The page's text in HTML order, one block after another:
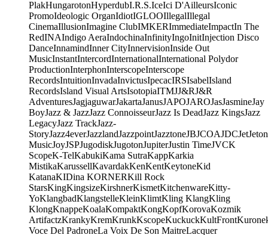
PlakHungarotonHyperdubI.R.S.IceIci D'AilleursIconic
PromoIdeologic OrganIdiotIGLOOIllegalIllegal
CinemaIllusionImagine ClubIMKERImmediateImpactIn The
RedINAIndigo AeraIndochinaInfinityIngoInitInjection Disco
DanceInnamindInner CityInnervisionInside Out
MusicInstantIntercordInternationalInternational Polydor
ProductionInterphonInterscopeInterscope
RecordsIntuitionInvadaInvictusIpecacIRSIsabelIsland
RecordsIsland Visual ArtsIsotopiaITMJJ&RJ&R
AdventuresJagjaguwarJakartaJanusJAPOJAROJasJasmineJay
BoyJazz & JazzJazz ConnoisseurJazz Is DeadJazz KingsJazz
LegacyJazz TrackJazz-
StoryJazz4everJazzlandJazzpointJazztoneJBJCOAJDCJetJeton
MusicJoyJSPJugodiskJugotonJupiterJustin TimeJVCK
ScopeK-TelKabukiKama SutraKappKarkia
MistikaKarussellKavardakKenKentKeytoneKid
KatanaKIDina KORNERKill Rock
StarsKingKingsizeKirshnerKismetKitchenwareKitty-
YoKlangbadKlangstelleKleinKlimtKling KlangKling
KlongKnappeKoalaKompaktKongKopfKorovaKozmik
ArtifactzKrankyKremKrunkKscopeKuckuckKultFront
Voce Del PadroneLa Voix De Son MaitreLacquer